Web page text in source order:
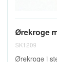
Ørekroge
SK1209
Ørekroge i